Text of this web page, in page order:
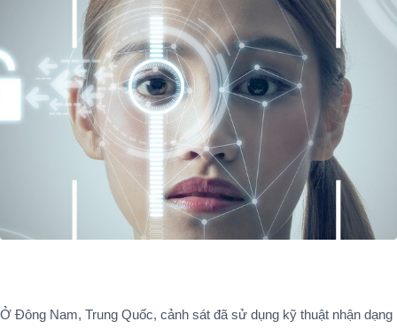
Ở Đông Nam, Trung Quốc, cảnh sát đã sử dụng kỹ thuật nhận dạng